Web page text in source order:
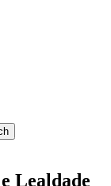
Lealdade